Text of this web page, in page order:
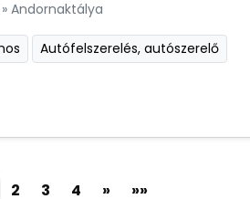
» Andornaktálya
Autófelszerelés, autószerelő
2 3 4 » »»